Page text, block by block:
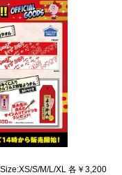
S/M/L/XL 各￥3,200